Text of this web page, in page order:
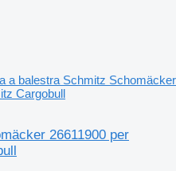
a balestra Schmitz Schomäcker
Cargobull
26611900 per